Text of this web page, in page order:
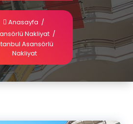
Anasayfa /
Nakliyat /
Asansörlü
Nakliyat